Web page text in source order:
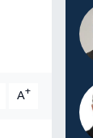
A+